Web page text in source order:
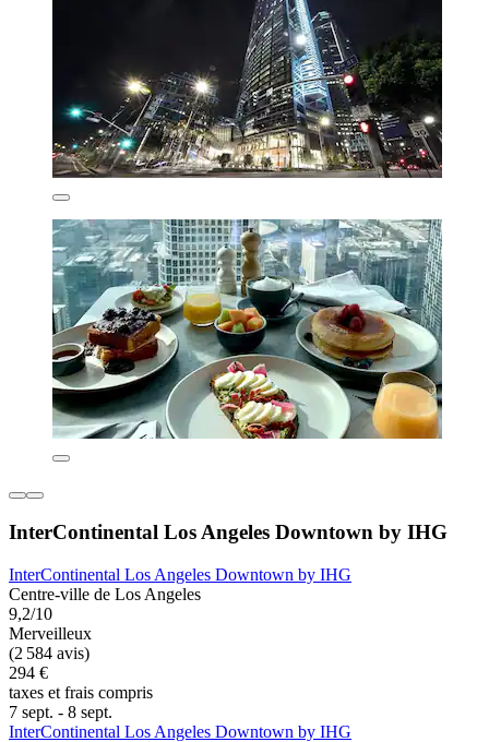
InterContinental Los Angeles Downtown by IHG
InterContinental Los Angeles Downtown by IHG
Centre-ville de Los Angeles
9,2/10
Merveilleux
(2 584 avis)
294 €
taxes et frais compris
7 sept. - 8 sept.
InterContinental Los Angeles Downtown by IHG